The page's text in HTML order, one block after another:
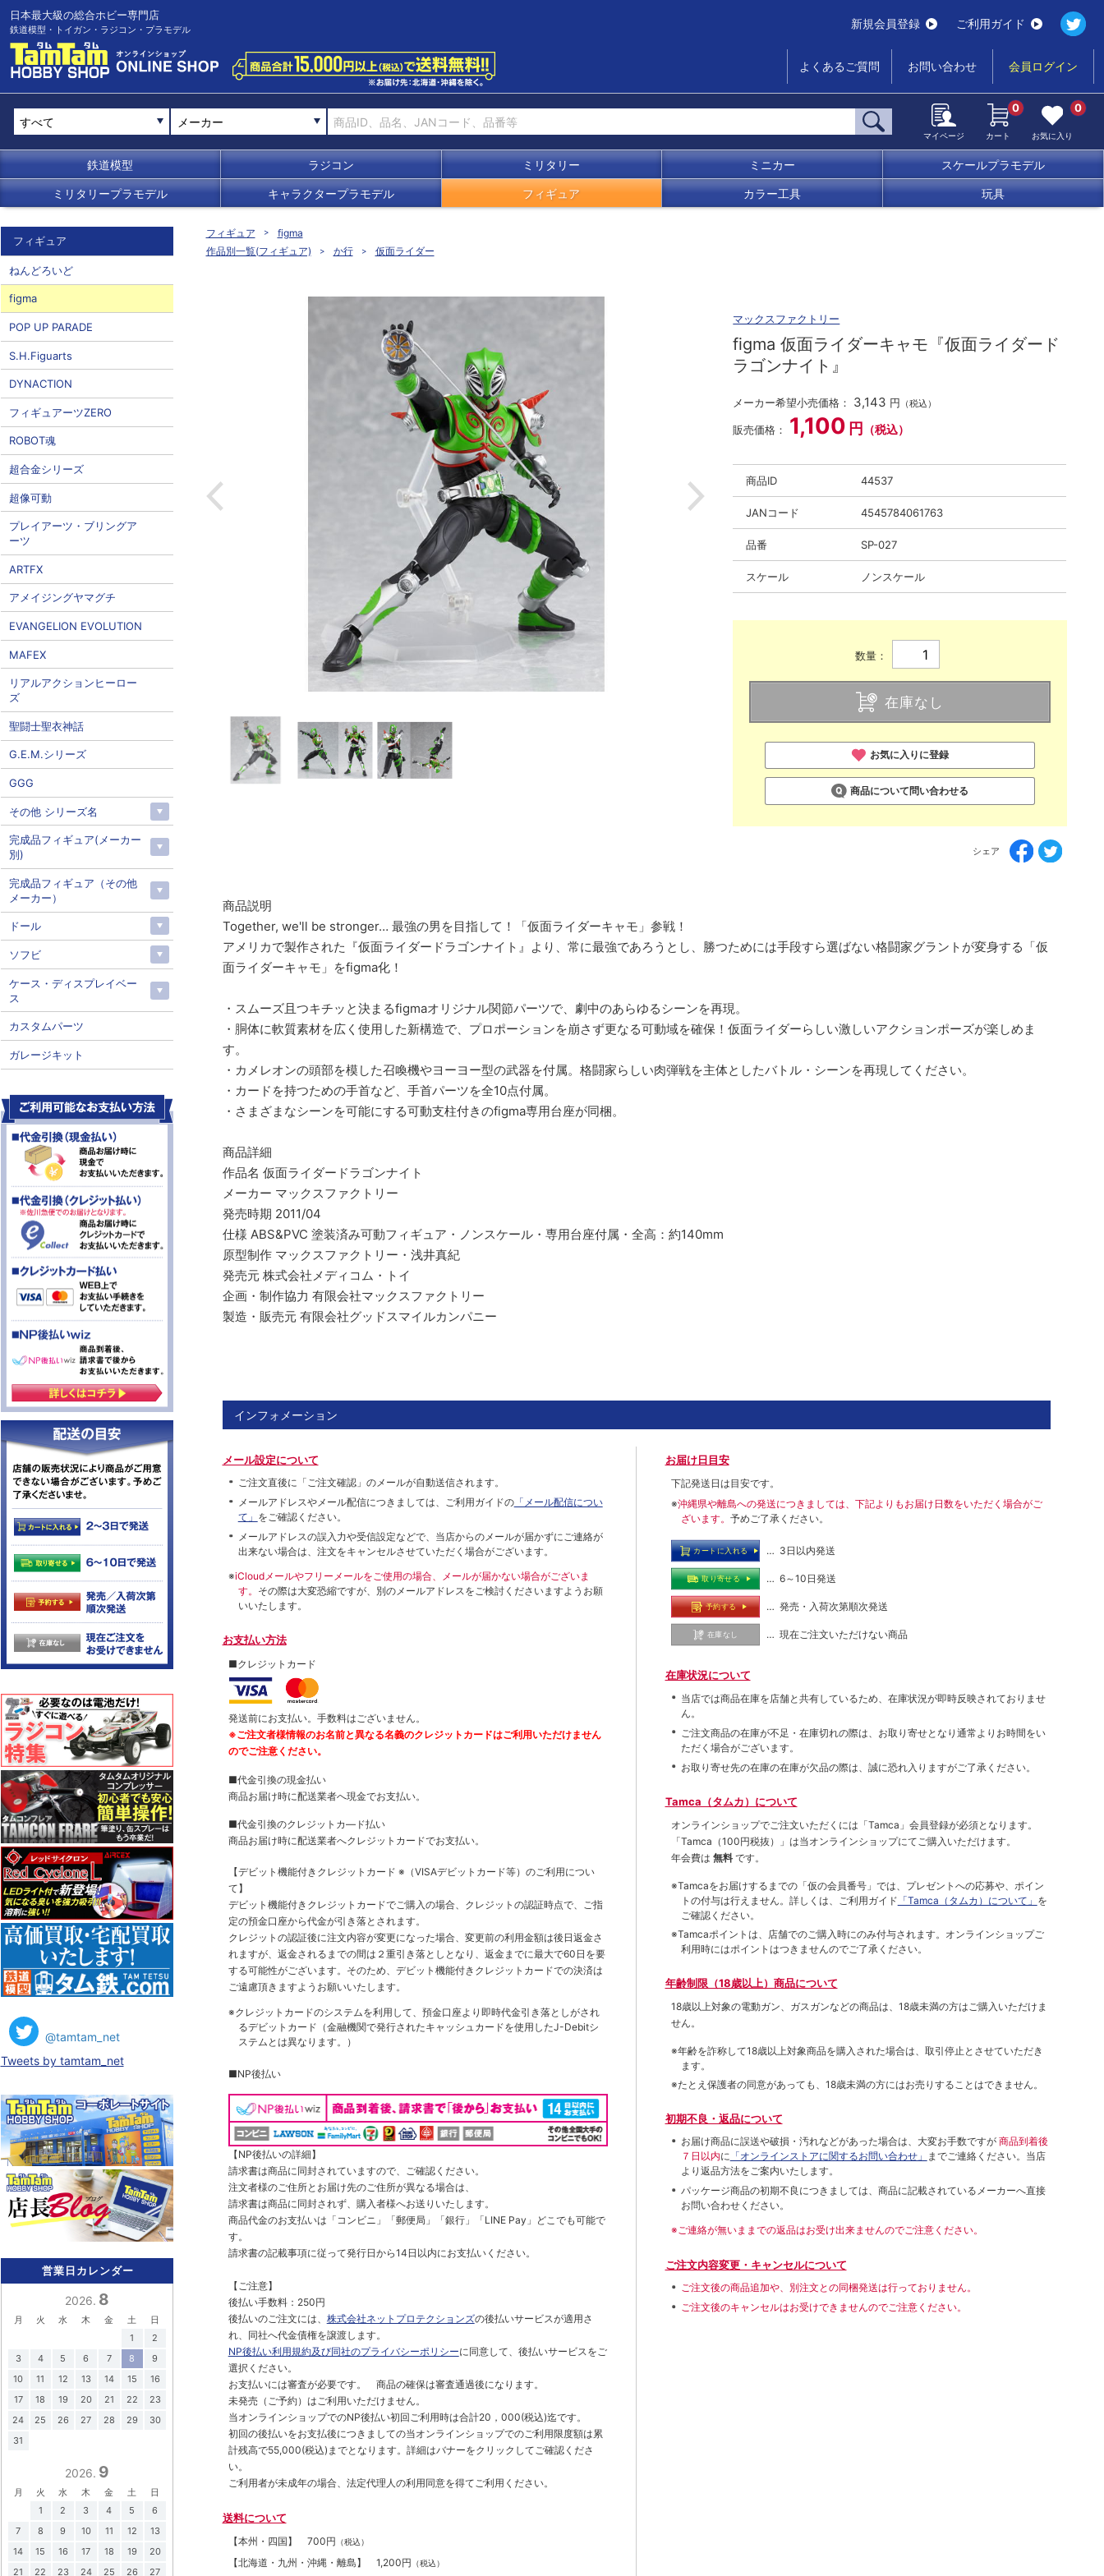
日本最大級の総合ホビー専門店
鉄道模型・トイガン・ラジコン・プラモデル 新規会員登録 ご利用ガイド
よくあるご質問 お問い合わせ 会員ログイン
メーカー
マイページ カート
0
お気に入り
0
鉄道模型 ラジコン ミリタリー ミニカー スケールプラモデル
ミリタリープラモデル キャラクタープラモデル フィギュア カラー工具 玩具
フィギュア
figma
作品別一覧(フィギュア)
か行 仮面ライダー
マックスファクトリー
figma 仮面ライダーキャモ『仮面ライダード
ラゴンナイト』
メーカー希望小売価格： 3,143 円 （税込）
販売価格： 1,100 円 （税込）
商品ID 44537
JANコード 4545784061763
品番 SP-027
スケール ノンスケール
数量：
在庫なし
お気に入りに登録
商品について問い合わせる
シェア
商品説明
Together, we'll be stronger… 最強の男を目指して！「仮面ライダーキャモ」参戦！
アメリカで製作された『仮面ライダードラゴンナイト』より、常に最強であろうとし、勝つためには手段すら選ばない格闘家グラントが変身する「仮
面ライダーキャモ」をfigma化！
・スムーズ且つキチッと決まるfigmaオリジナル関節パーツで、劇中のあらゆるシーンを再現。
・胴体に軟質素材を広く使用した新構造で、プロポーションを崩さず更なる可動域を確保！仮面ライダーらしい激しいアクションポーズが楽しめま
す。
・カメレオンの頭部を模した召喚機やヨーヨー型の武器を付属。格闘家らしい肉弾戦を主体としたバトル・シーンを再現してください。
・カードを持つための手首など、手首パーツを全10点付属。
・さまざまなシーンを可能にする可動支柱付きのfigma専用台座が同梱。
商品詳細
作品名 仮面ライダードラゴンナイト
メーカー マックスファクトリー
発売時期 2011/04
仕様 ABS&PVC 塗装済み可動フィギュア・ノンスケール・専用台座付属・全高：約140mm
原型制作 マックスファクトリー・浅井真紀
発売元 株式会社メディコム・トイ
企画・制作協力 有限会社マックスファクトリー
製造・販売元 有限会社グッドスマイルカンパニー
インフォメーション
メール設定について
ご注文直後に「ご注文確認」のメールが自動送信されます。
メールアドレスやメール配信につきましては、ご利用ガイドの「メール配信につい
て」 をご確認ください。
メールアドレスの誤入力や受信設定などで、当店からのメールが届かずにご連絡が
出来ない場合は、注文をキャンセルさせていただく場合がございます。
※iCloudメールやフリーメールをご使用の場合、メールが届かない場合がございま
す。 その際は大変恐縮ですが、別のメールアドレスをご検討くださいますようお願
いいたします。
お支払い方法
■クレジットカード
発送前にお支払い。手数料はございません。
※ご注文者様情報のお名前と異なる名義のクレジットカードはご利用いただけません
のでご注意ください。
■代金引換の現金払い
商品お届け時に配送業者へ現金でお支払い。
■代金引換のクレジットカ―ド払い
商品お届け時に配送業者へクレジットカードでお支払い。
【デビット機能付きクレジットカード ※（VISAデビットカード等） のご利用につい
て】
デビット機能付きクレジットカードでご購入の場合、クレジットの認証時点で、ご指
定の預金口座から代金が引き落とされます。
クレジットの認証後に注文内容が変更になった場合、変更前の利用金額は後日返金さ
れますが、返金されるまでの間は２重引き落としとなり、返金までに最大で60日を要
する可能性がございます。そのため、デビット機能付きクレジットカードでの決済は
ご遠慮頂きますようお願いいたします。
※クレジットカードのシステムを利用して、預金口座より即時代金引き落としがされ
るデビットカード（金融機関で発行されたキャッシュカードを使用したJ-Debitシ
ステムとは異なります。）
■NP後払い
【NP後払いの詳細】
請求書は商品に同封されていますので、ご確認ください。
注文者様のご住所とお届け先のご住所が異なる場合は、
請求書は商品に同封されず、購入者様へお送りいたします。
商品代金のお支払いは「コンビニ」「郵便局」「銀行」「LINE Pay」どこでも可能で
す。
請求書の記載事項に従って発行日から14日以内にお支払いください。
【ご注意】
後払い手数料：250円
後払いのご注文には、 株式会社ネットプロテクションズの後払いサービスが適用さ
れ、同社へ代金債権を譲渡します。
NP後払い利用規約及び同社のプライバシーポリシーに同意して、後払いサービスをご
選択ください。
お支払いには審査が必要です。 商品の確保は審査通過後になります。
未発売（ご予約）はご利用いただけません。
当オンラインショップでのNP後払い初回ご利用時は合計20，000(税込)迄です。
初回の後払いをお支払後につきましての当オンラインショップでのご利用限度額は累
計残高で55,000(税込)までとなります。詳細はバナーをクリックしてご確認くださ
い。
ご利用者が未成年の場合、法定代理人の利用同意を得てご利用ください。
送料について
【本州・四国】 700円 （税込）
【北海道・九州・沖縄・離島】 1,200円 （税込）
お届け日目安
下記発送日は目安です。
※沖縄県や離島への発送につきましては、下記よりもお届け日数をいただく場合がご
ざいます。 予めご了承ください。
カートに入れる … 3日以内発送
取り寄せる … 6～10日発送
予約する … 発売・入荷次第順次発送
在庫なし … 現在ご注文いただけない商品
在庫状況について
当店では商品在庫を店舗と共有しているため、在庫状況が即時反映されておりませ
ん。
ご注文商品の在庫が不足・在庫切れの際は、お取り寄せとなり通常よりお時間をい
ただく場合がございます。
お取り寄せ先の在庫の在庫が欠品の際は、誠に恐れ入りますがご了承ください。
Tamca（タムカ）について
オンラインショップでご注⽂いただくには「Tamca」会員登録が必須となります。
「Tamca （100円税抜）
」は当オンラインショップにてご購⼊いただけます。
年会費は 無料 です。
※Tamcaをお届けするまでの「仮の会員番号」では、プレゼントへの応募や、ポイン
トの付与は⾏えません。詳しくは、ご利⽤ガイド 「Tamca（タムカ）について」 を
ご確認ください。
※Tamcaポイントは、店舗でのご購⼊時にのみ付与されます。オンラインショップご
利用時にはポイントはつきませんのでご了承ください。
年齢制限（18歳以上）商品について
18歳以上対象の電動ガン、ガスガンなどの商品は、18歳未満の方はご購入いただけま
せん。
※年齢を詐称して18歳以上対象商品を購入された場合は、取引停止とさせていただき
ます。
※たとえ保護者の同意があっても、18歳未満の方にはお売りすることはできません。
初期不良・返品について
お届け商品に誤送や破損・汚れなどがあった場合は、大変お手数ですが 商品到着後
７日以内に 「オンラインストアに関するお問い合わせ」 までご連絡ください。当店
より返品方法をご案内いたします。
パッケージ商品の初期不良につきましては、商品に記載されているメーカーへ直接
お問い合わせください。
※ご連絡が無いままでの返品はお受け出来ませんのでご注意ください。
ご注文内容変更・キャンセルについて
ご注文後の商品追加や、別注文との同梱発送は行っておりません。
ご注文後のキャンセルはお受けできませんのでご注意ください。
フィギュア
ねんどろいど
figma
POP UP PARADE
S.H.Figuarts
DYNACTION
フィギュアーツZERO
ROBOT魂
超合金シリーズ
超像可動
プレイアーツ・ブリングア
ーツ
ARTFX
アメイジングヤマグチ
EVANGELION EVOLUTION
MAFEX
リアルアクションヒーロー
ズ
聖闘士聖衣神話
G.E.M.シリーズ
GGG
その他 シリーズ名
完成品フィギュア(メーカー
別)
完成品フィギュア（その他
メーカー）
ドール
ソフビ
ケース・ディスプレイベー
ス
カスタムパーツ
ガレージキット
@tamtam_net
Tweets by tamtam_net
営業日カレンダー
2026. 8
月 火 水 木 金 土
日
1
2
3
4 5 6 7 8
9
10
11 12 13 14 15
16
17
18 19 20 21 22
23
24
25 26 27 28 29
30
31
2026. 9
月 火 水 木 金 土
日
1
2 3 4 5
6
7
8 9 10 11 12
13
14
15 16 17 18 19
20
21
22 23 24 25 26
27